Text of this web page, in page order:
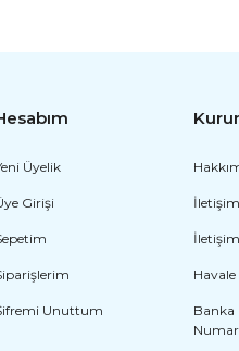
Üyelik
Girişi
Unuttum
İletişim
Banka